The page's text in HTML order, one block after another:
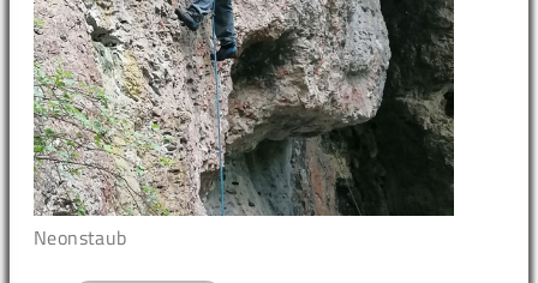
Neonstaub